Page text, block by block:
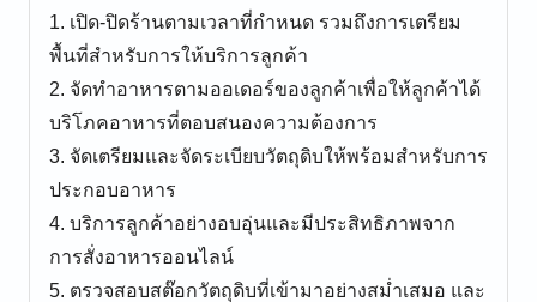
1. เปิด-ปิดร้านตามเวลาที่กำหนด รวมถึงการเตรียม
พื้นที่สำหรับการให้บริการลูกค้า
2. จัดทำอาหารตามออเดอร์ของลูกค้าเพื่อให้ลูกค้าได้
บริโภคอาหารที่ตอบสนองความต้องการ
3. จัดเตรียมและจัดระเบียบวัตถุดิบให้พร้อมสำหรับการ
ประกอบอาหาร
4. บริการลูกค้าอย่างอบอุ่นและมีประสิทธิภาพจาก
การสั่งอาหารออนไลน์
5. ตรวจสอบสต๊อกวัตถุดิบที่เข้ามาอย่างสม่ำเสมอ และ